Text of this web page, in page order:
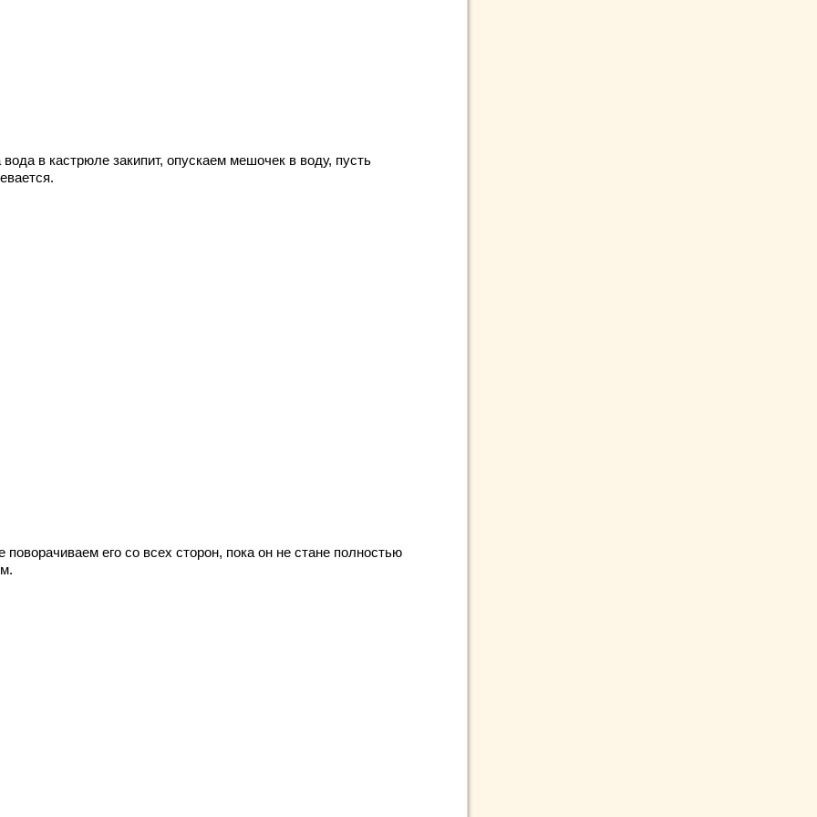
вода в кастрюле закипит, опускаем мешочек в воду, пусть
поворачиваем его со всех сторон, пока он не стане полностью